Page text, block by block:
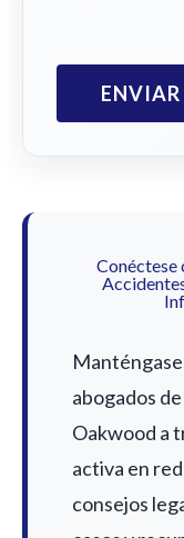
Conéctese
abogados
Oakwood a
activa en
consejos